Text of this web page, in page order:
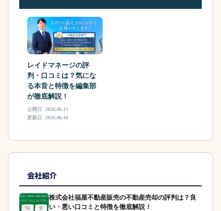
レイドマネージの評
判・口コミは？気にな
る本音と特徴を編集部
が徹底解説！
公開日
2026.06.15
更新日
2026.06.18
会社紹介
株式会社福屋不動産販売の不動産売却の評判は？良
い・悪い口コミと特徴を徹底解説！